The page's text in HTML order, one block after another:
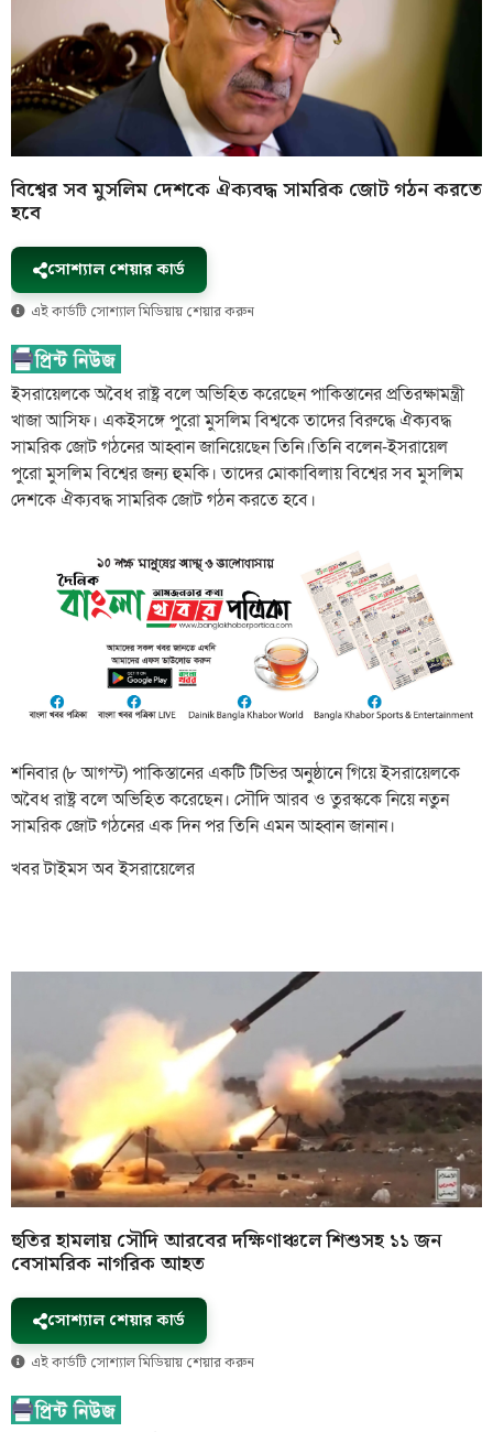
বিশ্বের সব মুসলিম দেশকে ঐক্যবদ্ধ সামরিক জোট গঠন করতে
হবে
সোশ্যাল শেয়ার কার্ড
এই কার্ডটি সোশ্যাল মিডিয়ায় শেয়ার করুন
ইসরায়েলকে অবৈধ রাষ্ট্র বলে অভিহিত করেছেন পাকিস্তানের প্রতিরক্ষামন্ত্রী
খাজা আসিফ। একইসঙ্গে পুরো মুসলিম বিশ্বকে তাদের বিরুদ্ধে ঐক্যবদ্ধ
সামরিক জোট গঠনের আহ্বান জানিয়েছেন তিনি।তিনি বলেন-ইসরায়েল
পুরো মুসলিম বিশ্বের জন্য হুমকি। তাদের মোকাবিলায় বিশ্বের সব মুসলিম
দেশকে ঐক্যবদ্ধ সামরিক জোট গঠন করতে হবে।
শনিবার (৮ আগস্ট) পাকিস্তানের একটি টিভির অনুষ্ঠানে গিয়ে ইসরায়েলকে
অবৈধ রাষ্ট্র বলে অভিহিত করেছেন। সৌদি আরব ও তুরস্ককে নিয়ে নতুন
সামরিক জোট গঠনের এক দিন পর তিনি এমন আহ্বান জানান।
খবর টাইমস অব ইসরায়েলের
হুতির হামলায় সৌদি আরবের দক্ষিণাঞ্চলে শিশুসহ ১১ জন
বেসামরিক নাগরিক আহত
সোশ্যাল শেয়ার কার্ড
এই কার্ডটি সোশ্যাল মিডিয়ায় শেয়ার করুন